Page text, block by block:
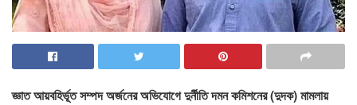
জ্ঞাত আয়বহির্ভূত সম্পদ অর্জনের অভিযোগে দুর্নীতি দমন কমিশনের (দুদক) মামলায়